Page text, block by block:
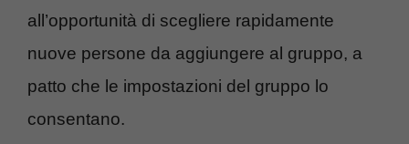
all’opportunità di scegliere rapidamente
nuove persone da aggiungere al gruppo, a
patto che le impostazioni del gruppo lo
consentano.